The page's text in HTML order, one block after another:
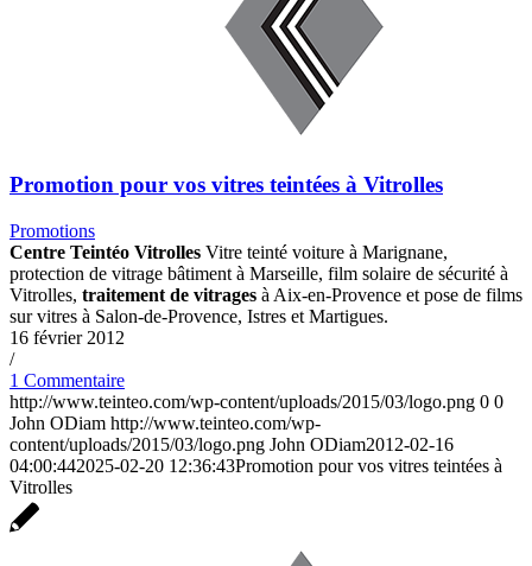
Promotion pour vos vitres teintées à Vitrolles
Promotions
Centre Teintéo Vitrolles Vitre teinté voiture à Marignane,
protection de vitrage bâtiment à Marseille, film solaire de sécurité à
Vitrolles, traitement de vitrages à Aix-en-Provence et pose de films
sur vitres à Salon-de-Provence, Istres et Martigues.
16 février 2012
/
1 Commentaire
http://www.teinteo.com/wp-content/uploads/2015/03/logo.png 0 0
John ODiam http://www.teinteo.com/wp-
content/uploads/2015/03/logo.png John ODiam2012-02-16
04:00:442025-02-20 12:36:43Promotion pour vos vitres teintées à
Vitrolles